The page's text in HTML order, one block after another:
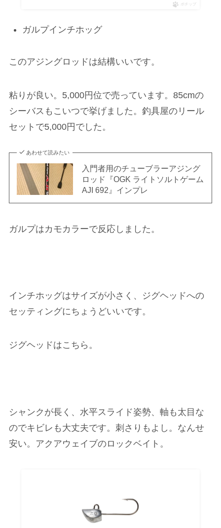
ポチップ
ガルプインチホッグ
このアジングロッドは結構いいです。
粘りが良い。5,000円位で売っています。85cmの
シーバスもこいつで挙げました。釣具屋のリール
セットで5,000円でした。
あわせて読みたい
入門者用のチューブラーアジング
ロッド『OGK ライトソルトゲーム
AJI 692』インプレ
ガルプはカモカラーで反応しました。
インチホッグはサイズが小さく、ジグヘッドへの
セッティングにちょうどいいです。
ジグヘッドはこちら。
シャンクが長く、水平スライド姿勢、軸も太目な
のでキビレも大丈夫です。刺さりもよし。なんせ
安い。アクアウェイブのロックベイト。